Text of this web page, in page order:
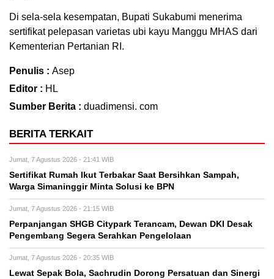
Di sela-sela kesempatan, Bupati Sukabumi menerima
sertifikat pelepasan varietas ubi kayu Manggu MHAS dari
Kementerian Pertanian RI.
Penulis : Asep
Editor : HL
Sumber Berita : duadimensi. com
BERITA TERKAIT
Jumat, 7 Agustus 2026 - 21:41 WIB
Sertifikat Rumah Ikut Terbakar Saat Bersihkan Sampah,
Warga Simaninggir Minta Solusi ke BPN
Jumat, 7 Agustus 2026 - 21:15 WIB
Perpanjangan SHGB Citypark Terancam, Dewan DKI Desak
Pengembang Segera Serahkan Pengelolaan
Jumat, 7 Agustus 2026 - 20:35 WIB
Lewat Sepak Bola, Sachrudin Dorong Persatuan dan Sinergi